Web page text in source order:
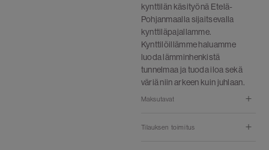
kynttilän käsityönä Etelä-
Pohjanmaalla sijaitsevalla
kynttiläpajallamme.
Kynttilöillämme haluamme
luoda lämminhenkistä
tunnelmaa ja tuoda iloa sekä
väriä niin arkeen kuin juhlaan.
Maksutavat
Tilauksen toimitus